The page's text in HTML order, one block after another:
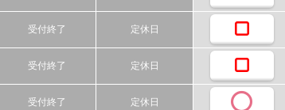
受付終了 定休日
受付終了 定休日
受付終了 定休日